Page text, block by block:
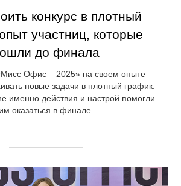
конкурс в плотный
участниц, которые
до финала
Офис – 2025» на своем опыте
новые задачи в плотный график.
именно действия и настрой помогли
им оказаться в финале.